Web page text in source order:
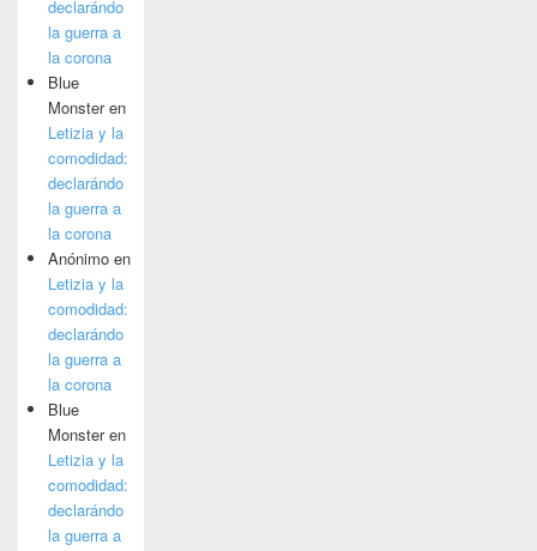
declarándo
la guerra a
la corona
Blue
Monsteren
Letizia y la
comodidad:
declarándo
la guerra a
la corona
Anónimo en
Letizia y la
comodidad:
declarándo
la guerra a
la corona
Blue
Monsteren
Letizia y la
comodidad:
declarándo
la guerra a